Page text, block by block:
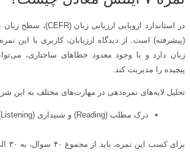
(پیشرفته) است. از دیدگاه ارزیابان، کاربری با این
زبان دارد و با وجود معدود خطاهای ساختاری،
پیچیده را مدیریت کند.
تحلیل لایه‌های نمره‌دهی در مهارت‌های مختلف به این
درک مطلب (Reading) و شنیداری (Listening):